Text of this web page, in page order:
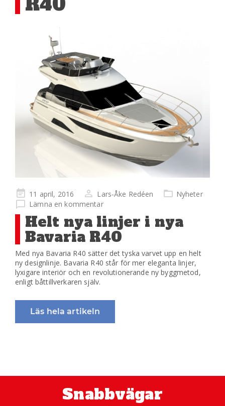
Publicerad
på
11 april, 2016 Lars-Åke Redéen
Nyheter
Lämna en kommentar
Helt nya linjer i nya
Bavaria R40
Med nya Bavaria R40 sätter det tyska varvet upp en helt
ny designlinje. Bavaria R40 står för mer eleganta linjer,
lyxigare interiör och en revolutionerande ny byggmetod,
enligt båttillverkaren själv.
Läs hela artikeln
Snabbvägar